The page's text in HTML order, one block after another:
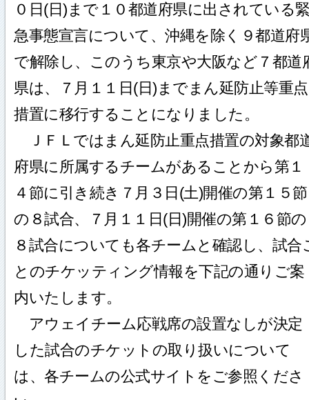
０日(日)まで１０都道府県に出されている
急事態宣言について、沖縄を除く９都道府
で解除し、このうち東京や大阪など７都道
県は、７月１１日(日)までまん延防止等重点
措置に移行することになりました。
ＪＦＬではまん延防止重点措置の対象都
府県に所属するチームがあることから第１
４節に引き続き７月３日(土)開催の第１５節
の８試合、７月１１日(日)開催の第１６節の
８試合についても各チームと確認し、試合
とのチケッティング情報を下記の通りご案
内いたします。
アウェイチーム応戦席の設置なしが決定
した試合のチケットの取り扱いについて
は、各チームの公式サイトをご参照くださ